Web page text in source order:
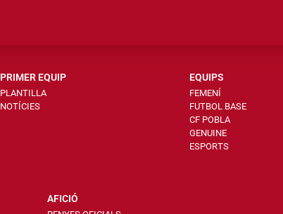
PRIMER EQUIP
PLANTILLA
NOTÍCIES
EQUIPS
FEMENÍ
FUTBOL BASE
CF POBLA
GENUINE
ESPORTS
AFICIÓ